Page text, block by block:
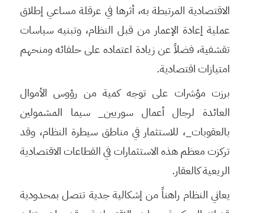
الاقتصادية المرتبطة به، أثرها في عرقلة مساعي إطلاق
عملية إعادة الإعمار من قبل النظام، وتبنيه سياسات
تقشفية، فضلاً عن زيادة اعتماده على حلفائه ومنحهم
امتيازات اقتصادية.
برزت مؤشرات على توجه كمية من رؤوس الأموال
العائدة لرجال أعمال سوريين_ سيما المشمولين
بالعقوبات_، للاستثمار في مناطق سيطرة النظام، وقد
تركزت معظم هذه الاستثمارات في القطاعات الاقتصادية
الريعية كالعقار.
يعاني النظام راهناً من إشكالية جدية تتصل بمحدودية